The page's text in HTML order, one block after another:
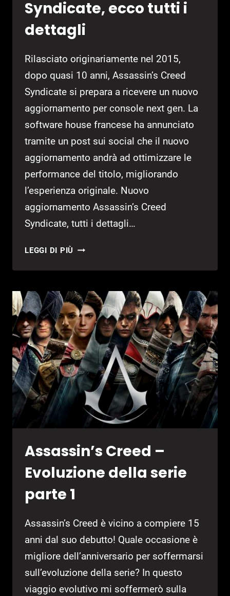
Syndicate, ecco tutti i
dettagli
Rilasciato originariamente nel 2015,
dopo quasi 10 anni, Assassin’s Creed
Syndicate si prepara a ricevere un nuovo
aggiornamento per console next gen. La
software house francese ha annunciato
tramite un post sui social che il nuovo
aggiornamento andrà ad ottimizzare le
performance del titolo, migliorando
l’esperienza originale. Nuovo
aggiornamento Assassin’s Creed
Syndicate, tutti i dettagli…
LEGGI DI PIÙ NUOVO
SYNDICATE,
ECCO
TUTTI
DETTAGLI
Assassin’s Creed –
Evoluzione della serie
parte 1
Assassin’s Creed è vicino a compiere 15
anni dal suo debutto! Quale occasione è
migliore dell’anniversario per soffermarsi
sull’evoluzione della serie? In questo
viaggio evolutivo mi soffermerò sulla